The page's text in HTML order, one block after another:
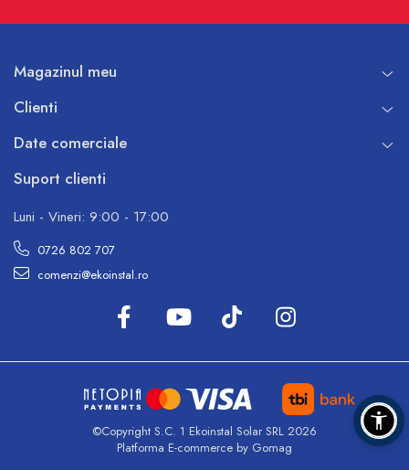
Magazinul meu
Clienti
Date comerciale
Suport clienti
Luni - Vineri: 9:00 - 17:00
0726 802 707
comenzi@ekoinstal.ro
©Copyright S.C. 1 Ekoinstal Solar SRL 2026
Platforma E-commerce by Gomag